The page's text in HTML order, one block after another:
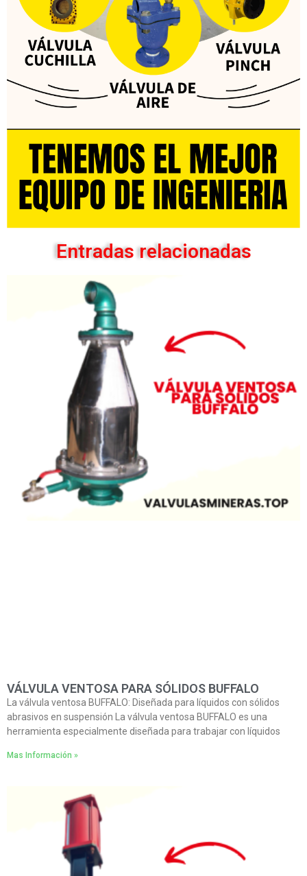
Entradas relacionadas
VÁLVULA VENTOSA PARA SÓLIDOS BUFFALO
La válvula ventosa BUFFALO: Diseñada para líquidos con sólidos
abrasivos en suspensión La válvula ventosa BUFFALO es una
herramienta especialmente diseñada para trabajar con líquidos
Mas Información »